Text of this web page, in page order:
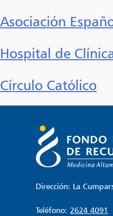
Asociación
Hospital de
Círculo Católico
Dirección: La
Teléfono: 2624 4091